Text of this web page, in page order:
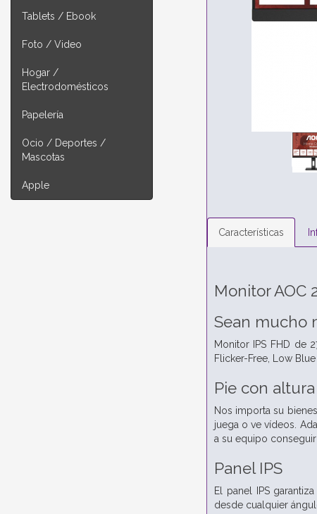
Tablets / Ebook
Foto / Video
Hogar /
Electrodomésticos
Papelería
Ocio / Deportes /
Mascotas
Apple
Características
Monitor AOC
Sean mucho
Monitor IPS FHD de
Flicker-Free, Low
Pie con
Nos importa su
juega o ve vídeos.
a su equipo
Panel IPS
El panel IPS
desde cualquier